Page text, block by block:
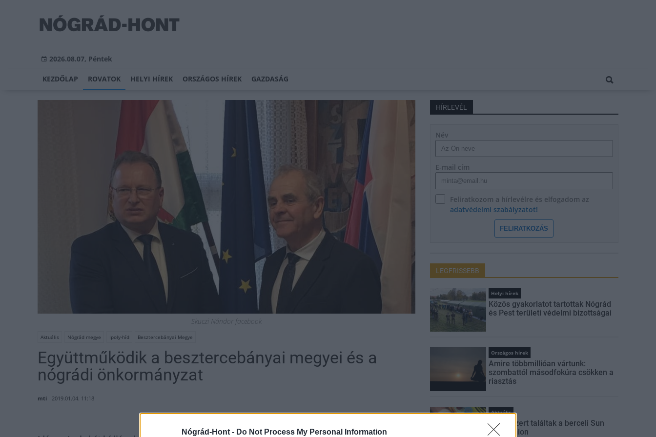
Nógrád-Hont - Do Not Process My Personal Information
2026.08.07, Péntek
KEZDŐLAP ROVATOK HELYI HÍREK ORSZÁGOS HÍREK GAZDASÁG
Skuczi Nándor facebook
Aktuális Nógrád megye Ipoly-híd Besztercebányai Megye
Együttműködik a besztercebányai megyei és a
nógrádi önkormányzat
mti 2019.01.04. 11:18
HÍRLEVÉL
Név
E-mail cím
Feliratkozom a hírlevélre és elfogadom az
adatvédelmi szabályzatot!
FELIRATKOZÁS
LEGFRISSEBB
Helyi hírek
Közös gyakorlatot tartottak Nógrád
és Pest területi védelmi bizottságai
Országos hírek
Amire többmillióan vártunk:
szombattól másodfokúra csökken a
riasztás
Aktuális
Kábítószert találtak a berceli Sun
Fesztiválon